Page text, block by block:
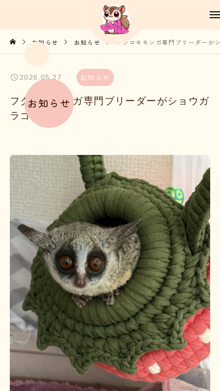
お知らせ
お知らせ お知らせ フクロモモンガ専門ブリーダーが
2026.05.27 お知らせ
フクロモモンガ専門ブリーダーがショウガ
ラゴ⁉️